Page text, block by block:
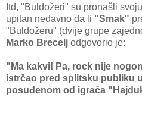
Itd, "Buldožeri" su pronašli
upitan nedavno da li "Smak"
"Buldožeru" (dvije grupe
Marko Brecelj odgovorio je:
"Ma kakvi! Pa, rock nije
istrčao pred splitsku publiku
posuđenom od igrača